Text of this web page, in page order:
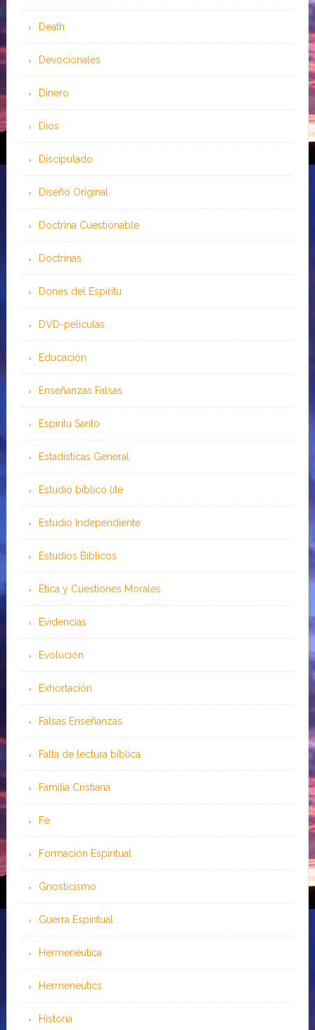
Death
Devocionales
Dinero
Dios
Discipulado
Diseño Original
Doctrina Cuestionable
Doctrinas
Dones del Espíritu
DVD-peliculas
Educación
Enseñanzas Falsas
Espíritu Santo
Estadísticas General
Estudio bíblico lite
Estudio Independiente
Estudios Bíblicos
Ética y Cuestiones Morales
Evidencias
Evolución
Exhortación
Falsas Enseñanzas
Falta de lectura bíblica
Familia Cristiana
Fe
Formación Espiritual
Gnosticismo
Guerra Espiritual
Hermenéutica
Hermeneutics
Historia